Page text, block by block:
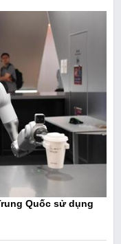
Quốc sử dụng